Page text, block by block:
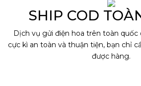
SHIP COD
Dịch vụ gửi điện hoa trên toàn quốc
cực kì an toàn và thuận tiện, bạn chỉ
được hàng.